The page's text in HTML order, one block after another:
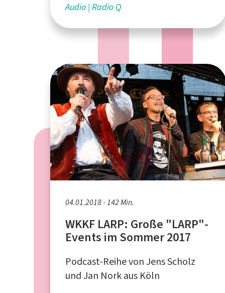
Audio Radio Q
04.01.2018 - 142 Min.
WKKF LARP: Große "LARP"-
Events im Sommer 2017
Podcast-Reihe von Jens Scholz
und Jan Nork aus Köln